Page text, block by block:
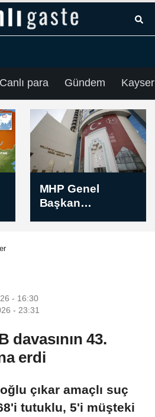
Canlı para Gündem
Anadolu Yıldızlar
Ligi Tekerlekli
- 16:30
- 23:31
davasının 43.
erdi
çıkar amaçlı suç
tutuklu, 5'i müşteki